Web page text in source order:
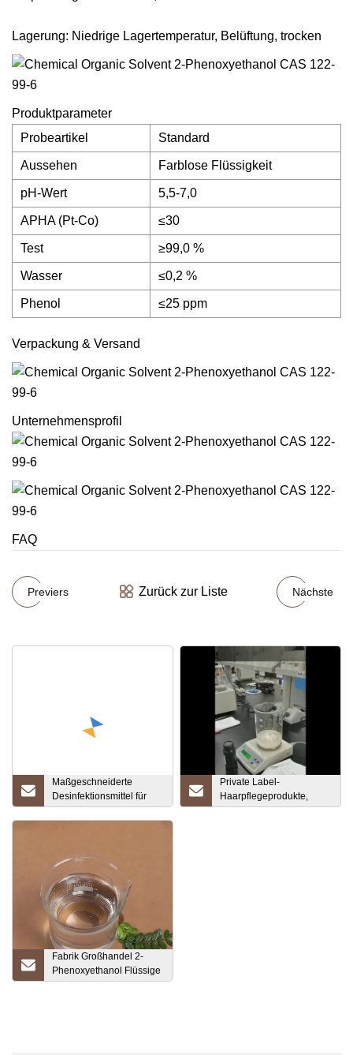
Lagerung: Niedrige Lagertemperatur, Belüftung, trocken
Produktparameter
Probeartikel
Standard
Aussehen Farblose Flüssigkeit
pH-Wert 5,5-7,0
APHA (Pt-Co) ≤30
Test ≥99,0 %
Wasser ≤0,2 %
Phenol ≤25 ppm
Verpackung & Versand
Unternehmensprofil
FAQ
Previers Zurück zur Liste Nächste
Maßgeschneiderte
Desinfektionsmittel für
Handtücher, alkoholische
Desinfektions-
Feuchttücher
Private Label-
Haarpflegeprodukte,
erfrischendes,
Fabrik Großhandel 2-
Phenoxyethanol Flüssige
Eph Chemische Rohstoffe